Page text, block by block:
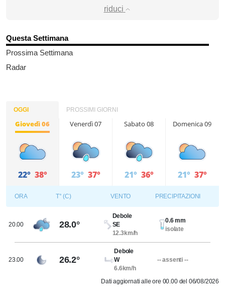
riduci
Questa Settimana
Prossima Settimana
Radar
OGGI PROSSIMI GIORNI
Giovedì 06
22° 38°
Venerdì 07
23° 37°
Sabato 08
21° 36°
Domenica 09
21° 37°
ORA T° (C) VENTO PRECIPITAZIONI
20.00 28.0°
Debole
SE
12.3km/h
0.6 mm
isolate
23.00 26.2°
Debole
W
6.6km/h
-- assenti --
Dati aggiornati alle ore 00.00 del 06/08/2026